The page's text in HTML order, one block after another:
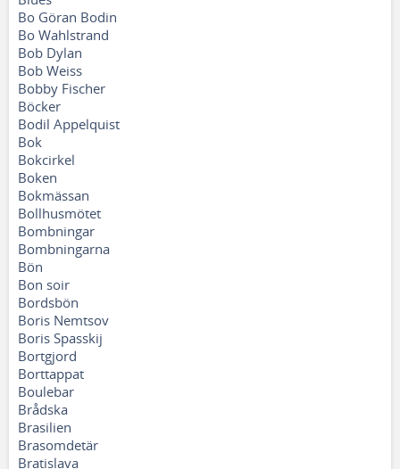
Bo Göran Bodin
Bo Wahlstrand
Bob Dylan
Bob Weiss
Bobby Fischer
Böcker
Bodil Appelquist
Bok
Bokcirkel
Boken
Bokmässan
Bollhusmötet
Bombningar
Bombningarna
Bön
Bon soir
Bordsbön
Boris Nemtsov
Boris Spasskij
Bortgjord
Borttappat
Boulebar
Brådska
Brasilien
Brasomdetär
Bratislava